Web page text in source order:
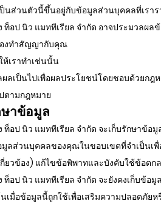
นส่วนตัวนี้ขึ้นอยู่กับข้อมูลส่วนบุคคลที่เราร
ท็อป นิว แมททีเรียล จำกัด อาจประมวลผ
องทำสัญญากับคุณ
เราทำเช่นนั้น
ผลเป็นไปเพื่อผลประโยชน์โดยชอบด้วยก
ตามกฎหมาย
ษาข้อมูล
ท็อป นิว แมททีเรียล จำกัด จะเก็บรักษาข้
ลส่วนบุคคลของคุณในขอบเขตที่จำเป็นเพื่
ยวข้อง) แก้ไขข้อพิพาทและบังคับใช้ข้อตก
ท็อป นิว แมททีเรียล จำกัด จะยังคงเก็บข้อ
นเมื่อข้อมูลนี้ถูกใช้เพื่อเสริมความปลอดภัย